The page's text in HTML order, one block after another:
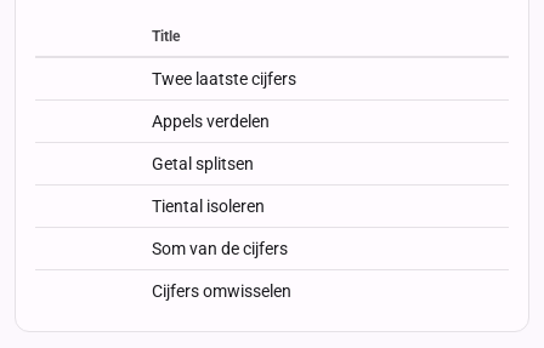
StatusStatus Type
Title
Twee laatste cijfers
Appels verdelen
Getal splitsen
Tiental isoleren
Som van de cijfers
Cijfers omwisselen